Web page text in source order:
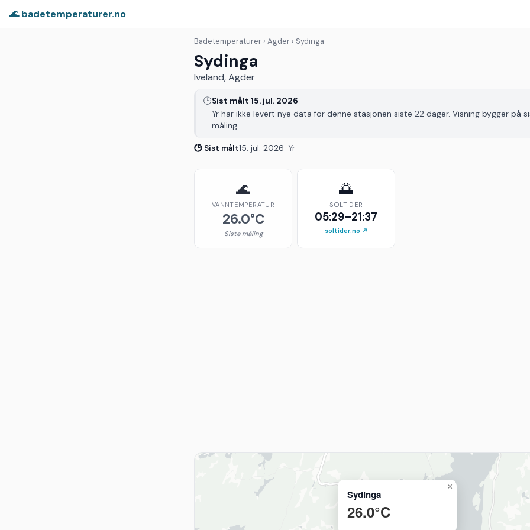
🌊 badetemperaturer.no
Badetemperaturer › Agder › Sydinga
Sydinga
Iveland, Agder
🕒Sist målt 15. jul. 2026
Yr har ikke levert nye data for denne stasjonen siste 22 dager. Visning bygger på
måling.
🕒 Sist målt15. jul. 2026· Yr
🌊
VANNTEMPERATUR
26.0°C
Siste måling
🌅
SOLTIDER
05:29–21:37
soltider.no ↗
Sydinga
26.0°C
×